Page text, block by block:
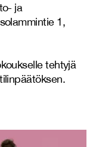
ja
1,
tehtyjä